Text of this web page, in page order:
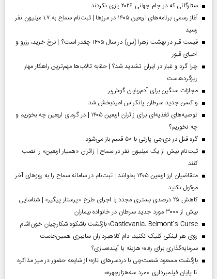
ستارگانی که در جام جهانی ۲۰۲۶ بازی نکردند
آغاز رسمی برنامه‌های اربعین ۱۴۰۵ در مرز‌ها | ثبت‌نام سماح به ۱.۷ میلیون نفر
رسید
قیمت قبر در بهشت زهرا (س) در سال ۱۴۰۵ چقدر است؟ | نرخ خرید، رزرو و
احیای قبور
چرا گرد و غبار در ایران تشدید شد؟ | حقابه تالاب‌ها مهم‌ترین راهکار مهار
ریزگردهاست
مجازات سنگین برای آدم‌ربایان گوش‌بر
واکسن جدید سرطان پانکراس امیدبخش شد
توصیه‌های تغذیه‌ای برای زائران اربعین ۱۴۰۵ | در گرمای اربعین چه بخوریم و
چه نخوریم؟
گره قتل در دی‌جی پارتی با ۵۰ قسم باز می‌شود
ثبت‌نام بیش از یک میلیون نفر در سماح | زائران «همیار اربعین» را نصب
کنند
متقاضیان ارز اربعین ۱۴۰۵ بخوانند | ثبت‌نام در سامانه سماح را به روز‌های آخر
موکول نکنید
کاهش ۲۵ درصدی بستری مجدد با اجرای طرح «پرستار پیگیر» | شناسایی
بیش از ۳۰۰۰ مورد جدید سرطان در خانواده بیماران
Castlevania: Belmont’s Curse؛ بازگشت باشکوه شکارچیان خون‌آشام
روی هر لینکی کلیک نکنید، دام کلاهبرداران سایبری همین‌جاست
سرمایه‌گذاری برای رفاه؛ هزینه یا آینده‌سازی؟
بازگشت مسعود شصت‌چی با دردسر‌های تازه؛ از شایعه حضور در میز مذاکره
تا پایان فیلمبرداری «مرد سه‌هزارچهره»